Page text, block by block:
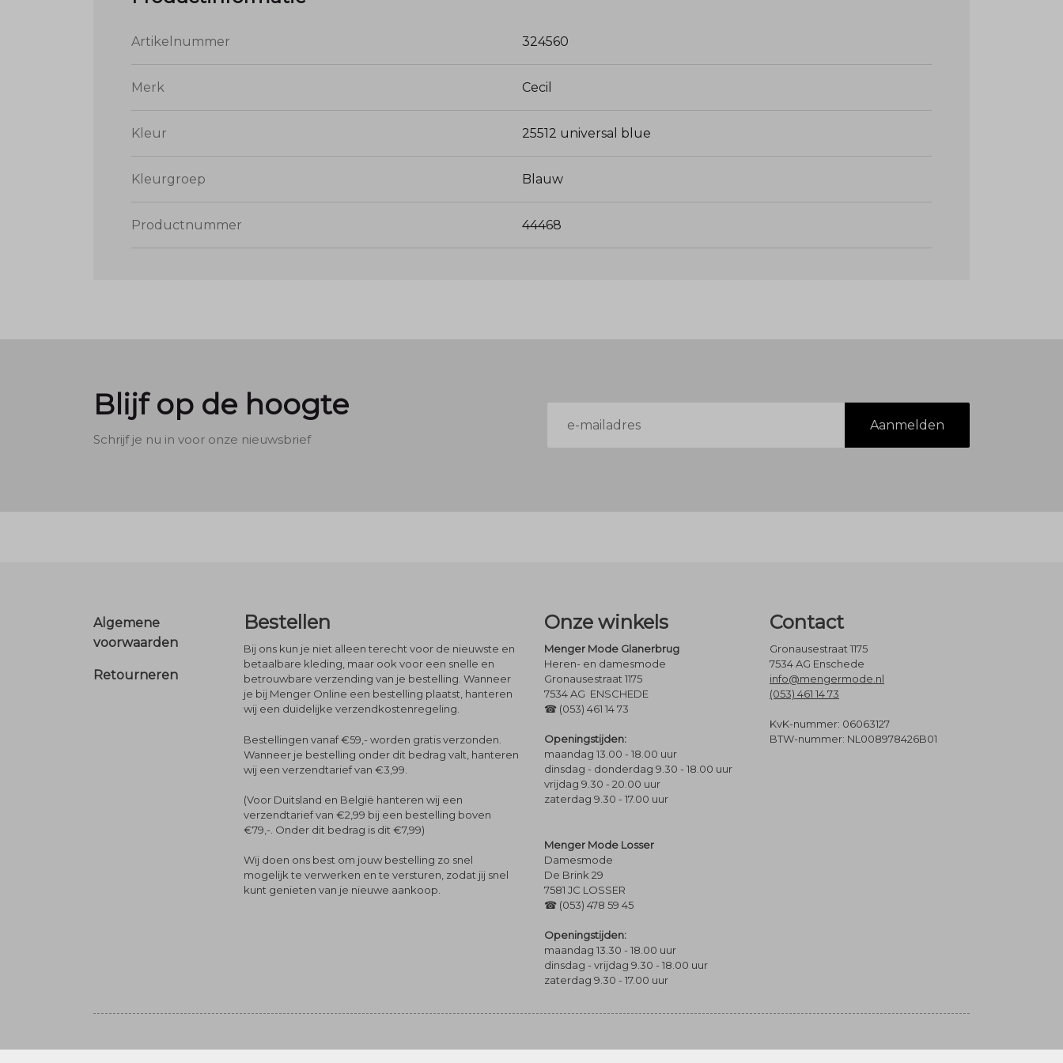
Artikelnummer 324560
Merk Cecil
Kleur 25512 universal blue
Kleurgroep Blauw
Productnummer 44468
Blijf op de hoogte
Schrijf je nu in voor onze nieuwsbrief
mailadres
Aanmelden
Footer
Algemene
voorwaarden
Retourneren
Bestellen
Bij ons kun je niet alleen terecht voor de nieuwste en
betaalbare kleding, maar ook voor een snelle en
betrouwbare verzending van je bestelling. Wanneer
je bij Menger Online een bestelling plaatst, hanteren
wij een duidelijke verzendkostenregeling.
Bestellingen vanaf €59,- worden gratis verzonden.
Wanneer je bestelling onder dit bedrag valt, hanteren
wij een verzendtarief van €3,99.
(Voor Duitsland en België hanteren wij een
verzendtarief van €2,99 bij een bestelling boven
€79,-. Onder dit bedrag is dit €7,99)
Wij doen ons best om jouw bestelling zo snel
mogelijk te verwerken en te versturen, zodat jij snel
kunt genieten van je nieuwe aankoop.
Onze winkels
Menger Mode Glanerbrug
Heren- en damesmode
Gronausestraat 1175
7534 AG ENSCHEDE
☎ (053) 461 14 73
Openingstijden:
maandag 13.00 - 18.00 uur
dinsdag - donderdag 9.30 - 18.00 uur
vrijdag 9.30 - 20.00 uur
zaterdag 9.30 - 17.00 uur
Menger Mode Losser
Damesmode
De Brink 29
7581 JC LOSSER
☎ (053) 478 59 45
Openingstijden:
maandag 13.30 - 18.00 uur
dinsdag - vrijdag 9.30 - 18.00 uur
zaterdag 9.30 - 17.00 uur
Contact
Gronausestraat 1175
7534 AG Enschede
info@mengermode.nl
(053) 461 14 73
KvK-nummer: 06063127
BTW-nummer: NL008978426B01